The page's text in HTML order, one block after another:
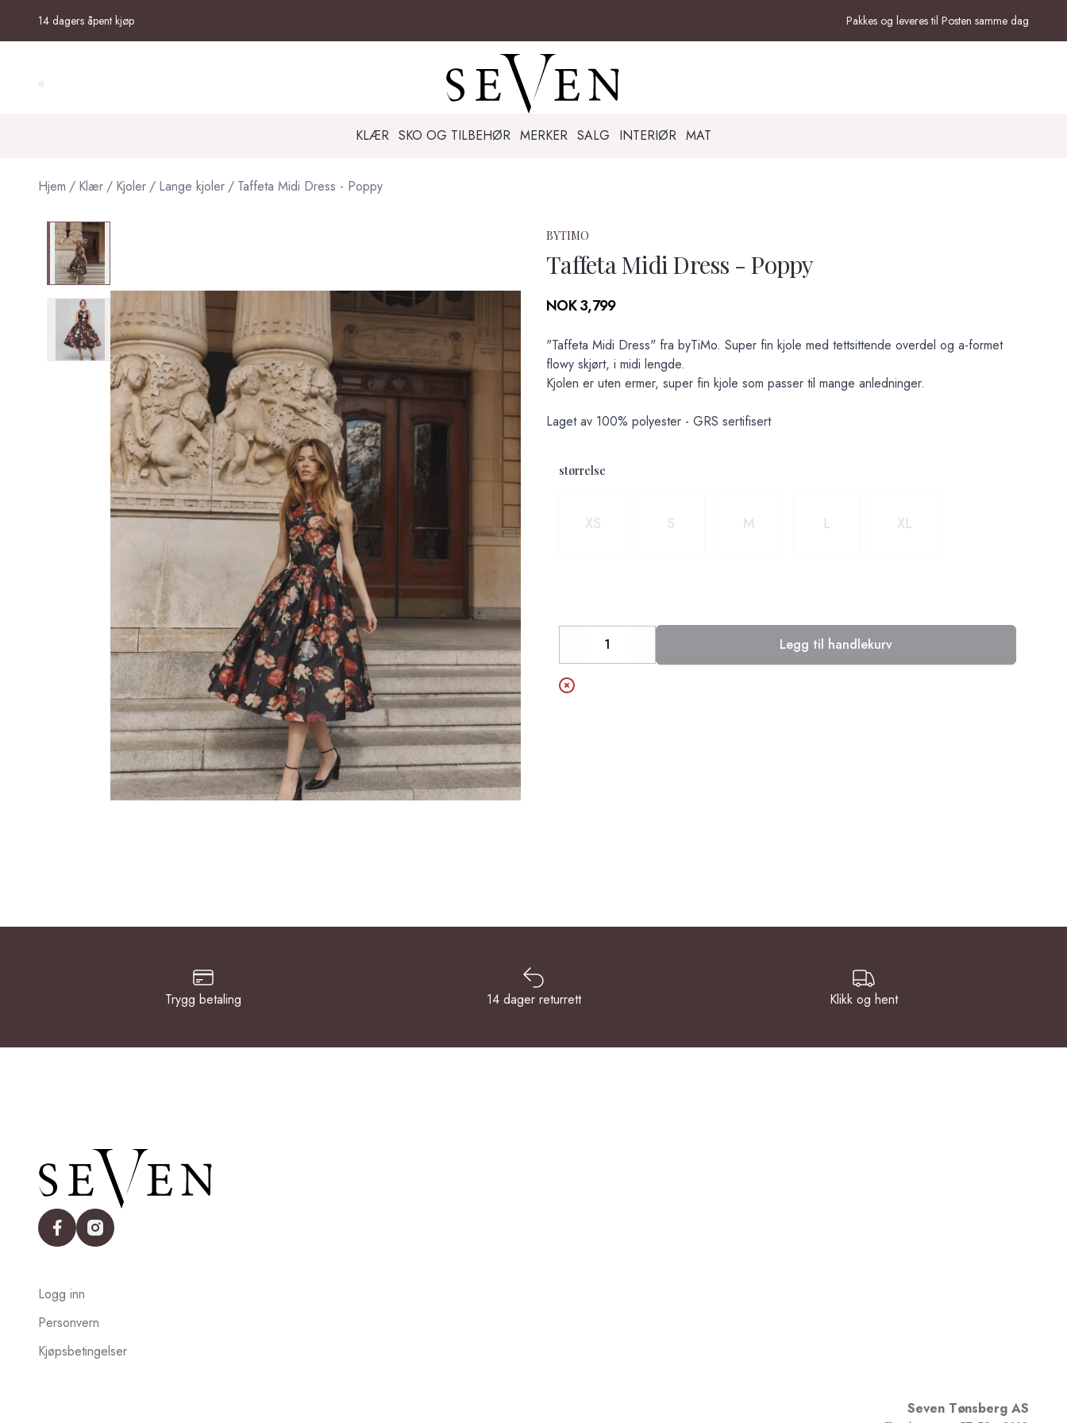
14 dagers åpent kjøp Pakkes og leveres til Posten samme dag
KLÆR SKO OG TILBEHØR MERKER SALG INTERIØR MAT
Hjem / Klær / Kjoler / Lange kjoler / Taffeta Midi Dress - Poppy
BYTIMO
Taffeta Midi Dress - Poppy
Produktdetaljer
NOK 3,799
Description
"Taffeta Midi Dress" fra byTiMo. Super fin kjole med tettsittende overdel og a-formet
flowy skjørt, i midi lengde.
Kjolen er uten ermer, super fin kjole som passer til mange anledninger.
Laget av 100% polyester - GRS sertifisert
størrelse
XS S M L XL
Decrease Legg til handlekurv
Trygg betaling 14 dager returrett Klikk og hent
facebookinstagram
Logg inn
Personvern
Kjøpsbetingelser
Seven Tønsberg AS